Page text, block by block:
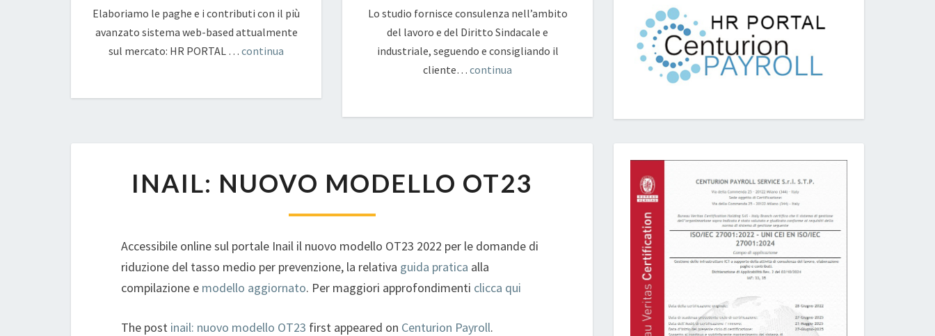
Elaboriamo le paghe e i contributi con il più
avanzato sistema web-based attualmente
sul mercato: HR PORTAL … continua
Lo studio fornisce consulenza nell’ambito
del lavoro e del Diritto Sindacale e
industriale, seguendo e consigliando il
cliente… continua
NUOVO
OT23
INAIL: NUOVO MODELLO OT23
Accessibile online sul portale Inail il nuovo modello OT23 2022 per le domande di
riduzione del tasso medio per prevenzione, la relativa guida pratica alla
compilazione e modello aggiornato. Per maggiori approfondimenti clicca qui
The post inail: nuovo modello OT23 first appeared on Centurion Payroll.